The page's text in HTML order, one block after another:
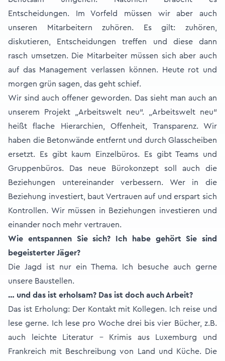
Entscheidungen. Im Vorfeld müssen wir aber auch
unseren Mitarbeitern zuhören. Es gilt: zuhören,
diskutieren, Entscheidungen treffen und diese dann
rasch umsetzen. Die Mitarbeiter müssen sich aber auch
auf das Management verlassen können. Heute rot und
morgen grün sagen, das geht schief.
Wir sind auch offener geworden. Das sieht man auch an
unserem Projekt „Arbeitswelt neu“. „Arbeitswelt neu“
heißt flache Hierarchien, Offenheit, Transparenz. Wir
haben die Betonwände entfernt und durch Glasscheiben
ersetzt. Es gibt kaum Einzelbüros. Es gibt Teams und
Gruppenbüros. Das neue Bürokonzept soll auch die
Beziehungen untereinander verbessern. Wer in die
Beziehung investiert, baut Vertrauen auf und erspart sich
Kontrollen. Wir müssen in Beziehungen investieren und
einander noch mehr vertrauen.
Wie entspannen Sie sich? Ich habe gehört Sie sind
begeisterter Jäger?
Die Jagd ist nur ein Thema. Ich besuche auch gerne
unsere Baustellen.
… und das ist erholsam? Das ist doch auch Arbeit?
Das ist Erholung: Der Kontakt mit Kollegen. Ich reise und
lese gerne. Ich lese pro Woche drei bis vier Bücher, z.B.
auch leichte Literatur – Krimis aus Luxemburg und
Frankreich mit Beschreibung von Land und Küche. Die